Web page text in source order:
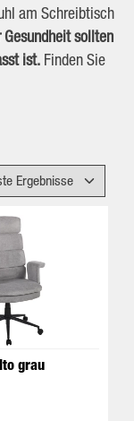
am Schreibtisch
Gesundheit sollten
ist. Finden Sie
grau